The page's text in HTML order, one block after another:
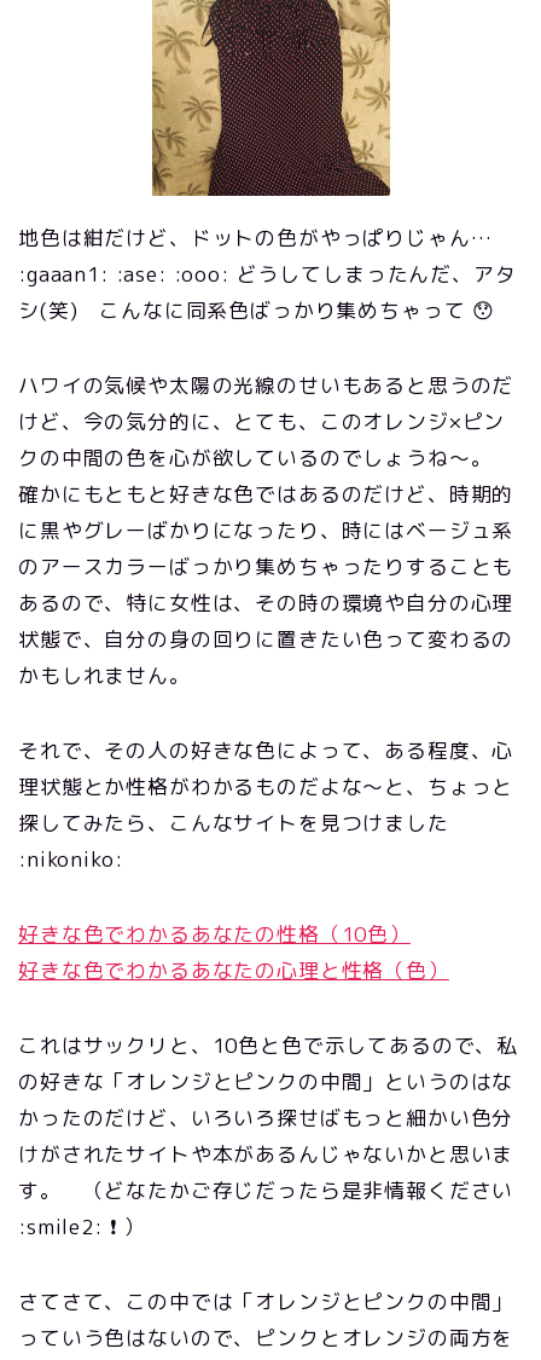
地色は紺だけど、ドットの色がやっぱりじゃん…
:gaaan1: :ase: :ooo: どうしてしまったんだ、アタ
シ(笑) こんなに同系色ばっかり集めちゃって 😯
ハワイの気候や太陽の光線のせいもあると思うのだ
けど、今の気分的に、とても、このオレンジ×ピン
クの中間の色を心が欲しているのでしょうね～。
確かにもともと好きな色ではあるのだけど、時期的
に黒やグレーばかりになったり、時にはベージュ系
のアースカラーばっかり集めちゃったりすることも
あるので、特に女性は、その時の環境や自分の心理
状態で、自分の身の回りに置きたい色って変わるの
かもしれません。
それで、その人の好きな色によって、ある程度、心
理状態とか性格がわかるものだよな～と、ちょっと
探してみたら、こんなサイトを見つけました
:nikoniko:
好きな色でわかるあなたの性格（10色）
好きな色でわかるあなたの心理と性格（色）
これはサックリと、10色と色で示してあるので、私
の好きな「オレンジとピンクの中間」というのはな
かったのだけど、いろいろ探せばもっと細かい色分
けがされたサイトや本があるんじゃないかと思いま
す。 （どなたかご存じだったら是非情報ください
:smile2: ❗ ）
さてさて、この中では「オレンジとピンクの中間」
っていう色はないので、ピンクとオレンジの両方を